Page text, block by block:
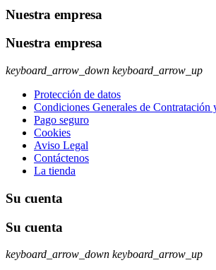
Nuestra empresa
Nuestra empresa
keyboard_arrow_down keyboard_arrow_up
Protección de datos
Condiciones Generales de Contratación
Pago seguro
Cookies
Aviso Legal
Contáctenos
La tienda
Su cuenta
Su cuenta
keyboard_arrow_down keyboard_arrow_up